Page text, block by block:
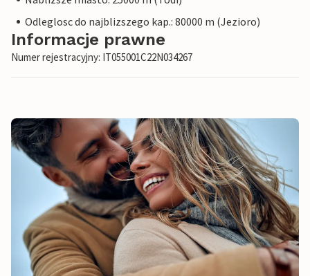
Odleglosc do najblizszego kap.: 80000 m (Jezioro)
Informacje prawne
Numer rejestracyjny: IT055001C22N034267